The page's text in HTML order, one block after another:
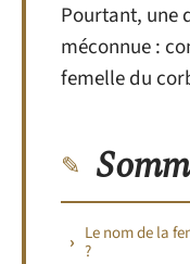
Pourtant, une
méconnue :
femelle du
Le nom de la
?